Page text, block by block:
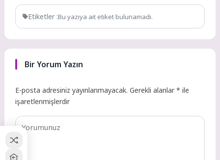
Etiketler :Bu yazıya ait etiket bulunamadı.
Bir Yorum Yazın
E-posta adresiniz yayınlanmayacak. Gerekli alanlar* ile
işaretlenmişlerdir